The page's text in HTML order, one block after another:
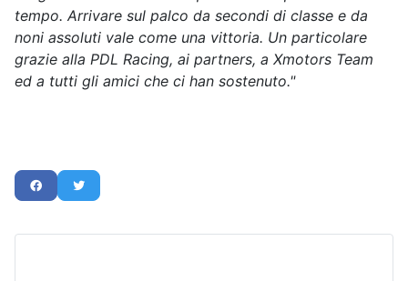
tempo. Arrivare sul palco da secondi di classe e da
noni assoluti vale come una vittoria. Un particolare
grazie alla PDL Racing, ai partners, a Xmotors Team
ed a tutti gli amici che ci han sostenuto."